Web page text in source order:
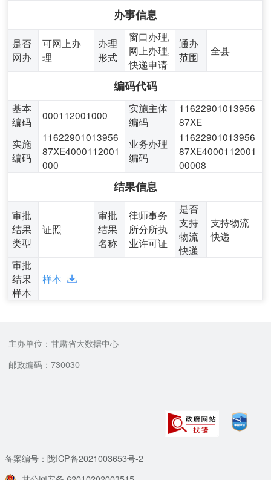
办事信息
是否
网办
可网上办
理
办理
形式
窗口办理,
网上办理,
快递申请
通办
范围
全县
编码代码
基本
编码
000112001000
实施主体
编码
11622901013956
87XE
实施
编码
11622901013956
87XE4000112001
000
业务办理
编码
11622901013956
87XE4000112001
00008
结果信息
审批
结果
类型
证照
审批
结果
名称
律师事务
所分所执
业许可证
是否
支持
物流
快递
支持物流
快递
审批
结果
样本
样本
主办单位：甘肃省大数据中心
邮政编码：730030
备案编号：陇ICP备2021003653号-2